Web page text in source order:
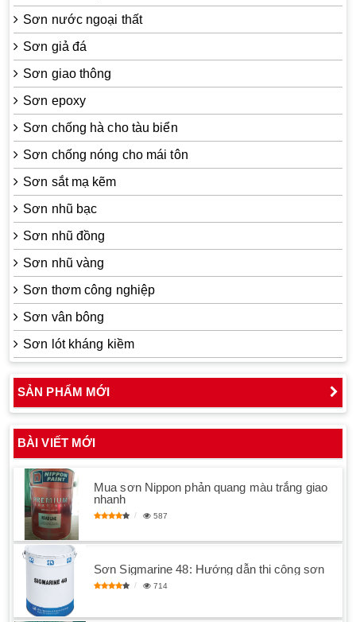
Sơn nước ngoại thất
Sơn giả đá
Sơn giao thông
Sơn epoxy
Sơn chống hà cho tàu biển
Sơn chống nóng cho mái tôn
Sơn sắt mạ kẽm
Sơn nhũ bạc
Sơn nhũ đồng
Sơn nhũ vàng
Sơn thơm công nghiệp
Sơn vân bông
Sơn lót kháng kiềm
SẢN PHẨM MỚI
BÀI VIẾT MỚI
Mua sơn Nippon phản quang màu trắng giao
nhanh
587
Sơn Sigmarine 48: Hướng dẫn thi công sơn
714